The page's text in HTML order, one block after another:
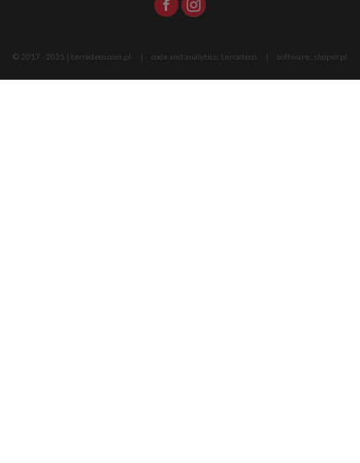
© 2017 - 2025 | terradeco.com.pl code and analytics: terradeco software: shoper.pl